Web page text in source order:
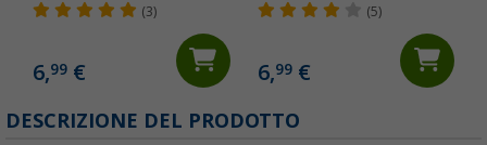
(3)
6,99 €
(5)
6,99€
DESCRIZIONE DEL PRODOTTO